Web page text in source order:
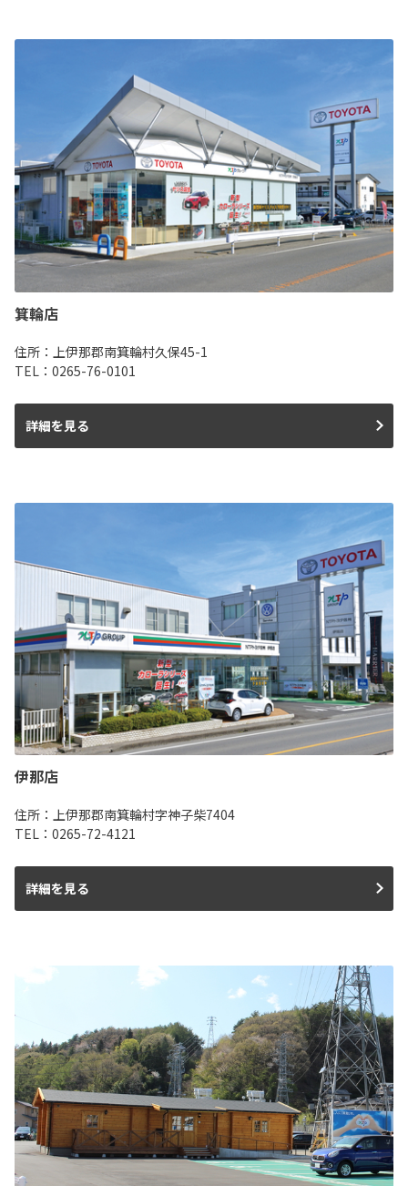
箕輪店
住所：上伊那郡南箕輪村久保45-1
TEL：0265-76-0101
詳細を見る
伊那店
住所：上伊那郡南箕輪村字神子柴7404
TEL：0265-72-4121
詳細を見る